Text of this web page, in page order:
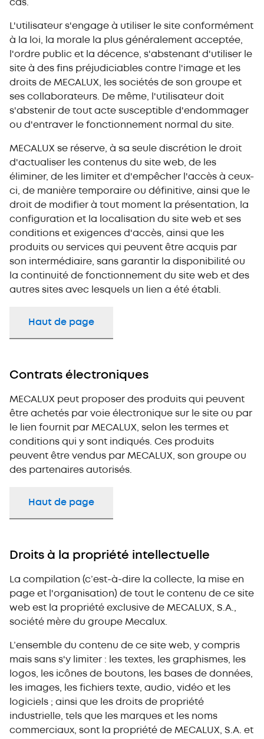
cas.
L'utilisateur s'engage à utiliser le site conformément
à la loi, la morale la plus généralement acceptée,
l'ordre public et la décence, s'abstenant d'utiliser le
site à des fins préjudiciables contre l'image et les
droits de MECALUX, les sociétés de son groupe et
ses collaborateurs. De même, l'utilisateur doit
s'abstenir de tout acte susceptible d'endommager
ou d'entraver le fonctionnement normal du site.
MECALUX se réserve, à sa seule discrétion le droit
d'actualiser les contenus du site web, de les
éliminer, de les limiter et d'empêcher l'accès à ceux-
ci, de manière temporaire ou définitive, ainsi que le
droit de modifier à tout moment la présentation, la
configuration et la localisation du site web et ses
conditions et exigences d'accès, ainsi que les
produits ou services qui peuvent être acquis par
son intermédiaire, sans garantir la disponibilité ou
la continuité de fonctionnement du site web et des
autres sites avec lesquels un lien a été établi.
Haut de page
Contrats électroniques
MECALUX peut proposer des produits qui peuvent
être achetés par voie électronique sur le site ou par
le lien fournit par MECALUX, selon les termes et
conditions qui y sont indiqués. Ces produits
peuvent être vendus par MECALUX, son groupe ou
des partenaires autorisés.
Haut de page
Droits à la propriété intellectuelle
La compilation (c’est-à-dire la collecte, la mise en
page et l'organisation) de tout le contenu de ce site
web est la propriété exclusive de MECALUX, S.A.,
société mère du groupe Mecalux.
L’ensemble du contenu de ce site web, y compris
mais sans s'y limiter : les textes, les graphismes, les
logos, les icônes de boutons, les bases de données,
les images, les fichiers texte, audio, vidéo et les
logiciels ; ainsi que les droits de propriété
industrielle, tels que les marques et les noms
commerciaux, sont la propriété de MECALUX, S.A. et